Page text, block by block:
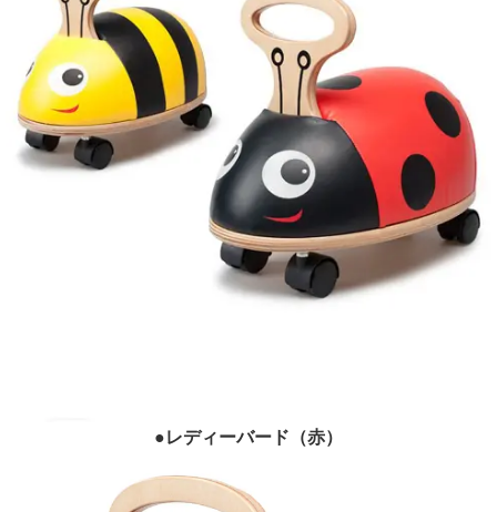
●レディーバード（赤）